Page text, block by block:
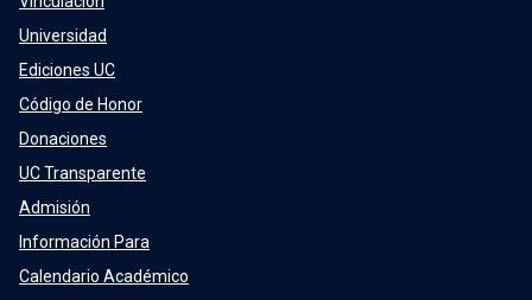
Universidad
Ediciones UC
Código de Honor
Donaciones
UC Transparente
Admisión
Información Para
Calendario Académico